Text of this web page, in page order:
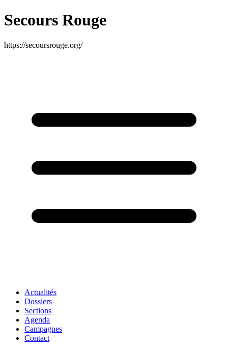
Secours Rouge
https://secoursrouge.org/
Actualités
Dossiers
Sections
Agenda
Campagnes
Contact